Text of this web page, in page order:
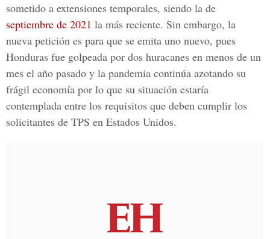
sometido a extensiones temporales, siendo la de
septiembre de 2021 la más reciente. Sin embargo, la
nueva petición es para que se emita uno nuevo, pues
Honduras fue golpeada por dos huracanes en menos de un
mes el año pasado y la pandemia continúa azotando su
frágil economía por lo que su situación estaría
contemplada entre los requisitos que deben cumplir los
solicitantes de TPS en Estados Unidos.